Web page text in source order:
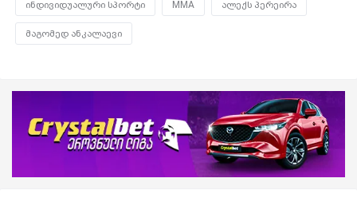
ინდივიდუალური სპორტი MMA ალექს პერეირა
მაგომედ ანკალაევი